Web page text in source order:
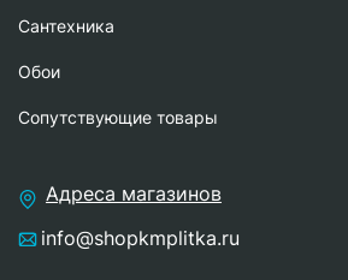
Сантехника
Обои
Сопутствующие товары
Адреса магазинов
info@shopkmplitka.ru